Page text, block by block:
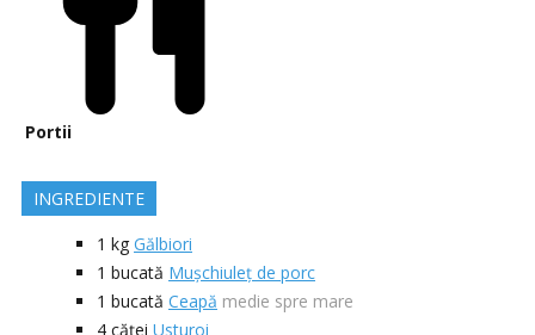
Portii
INGREDIENTE
1 kg Gălbiori
1 bucată Mușchiuleț de porc
1 bucată Ceapă medie spre mare
4 căței Usturoi